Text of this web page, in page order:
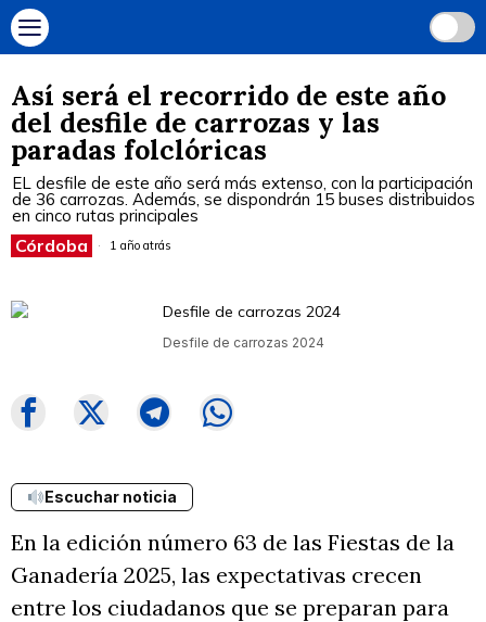
Así será el recorrido de este año
del desfile de carrozas y las
paradas folclóricas
EL desfile de este año será más extenso, con la participación
de 36 carrozas. Además, se dispondrán 15 buses distribuidos
en cinco rutas principales
Córdoba 1 año atrás
Desfile de carrozas 2024
Escuchar noticia
En la edición número 63 de las Fiestas de la
Ganadería 2025, las expectativas crecen
entre los ciudadanos que se preparan para